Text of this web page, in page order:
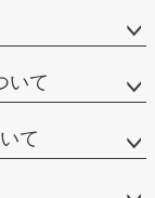
いて
て